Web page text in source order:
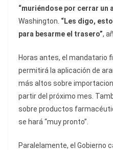
“muriéndose por cerrar un
Washington. “Les digo,
para besarme el trasero”,
Horas antes, el mandatario
permitirá la aplicación de
más altos sobre
partir del próximo mes.
sobre productos
se hará “muy pronto”.
Paralelamente, el Gobierno